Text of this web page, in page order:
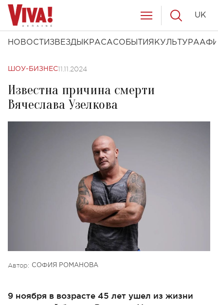
НОВОСТИ ЗВЕЗДЫ КРАСАСОБЫТИЯ КУЛЬТУРА
UK
ШОУ-БИЗНЕС11.11.2024
Известна причина смерти
Вячеслава Узелкова
Автор: СОФИЯ РОМАНОВА
9 ноября в возрасте 45 лет ушел из жизни